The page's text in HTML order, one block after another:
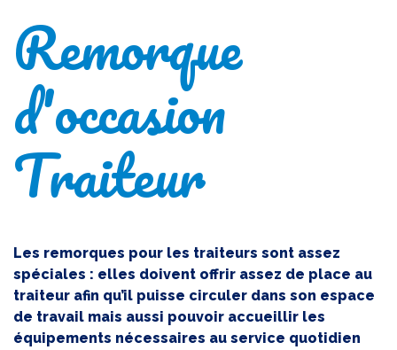
Remorque
d'occasion
Traiteur
Les remorques pour les traiteurs sont assez
spéciales : elles doivent offrir assez de place au
traiteur afin qu’il puisse circuler dans son espace
de travail mais aussi pouvoir accueillir les
équipements nécessaires au service quotidien